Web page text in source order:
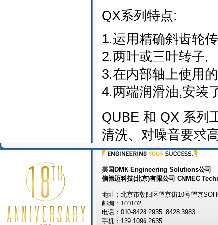
QX系列特点:
1.运用精确斜齿轮
2.两叶或三叶转子,
3.在内部轴上使用
4.两端润滑油,安装
QUBE 和 QX 系列
清洗、对噪音要求
美国DMK Engineering Solutions公司
信德迈科技(北京)有限公司 CNMEC
地址：北京市朝阳区望京街10号望京
邮编：100102
电话：010-8428 2935, 8428 3983
手机：139 1096 2635